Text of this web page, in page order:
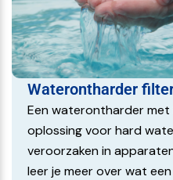
Waterontharder
Een waterontharder met
oplossing voor hard
veroorzaken in
leer je meer over wat